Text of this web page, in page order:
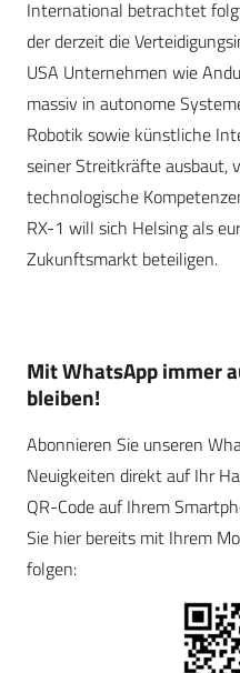
International betrachtet
der derzeit die
USA Unternehmen wie
massiv in autonome
Robotik sowie künstliche
seiner Streitkräfte ausbaut,
technologische
RX-1 will sich Helsing als
Zukunftsmarkt beteiligen.
Mit WhatsApp immer
bleiben!
Abonnieren Sie unseren
Neuigkeiten direkt auf Ihr
QR-Code auf Ihrem
Sie hier bereits mit Ihrem
folgen: